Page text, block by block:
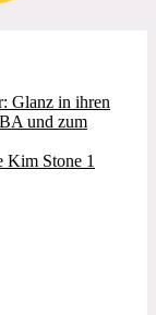
Glanz in ihren
und zum
Kim Stone 1